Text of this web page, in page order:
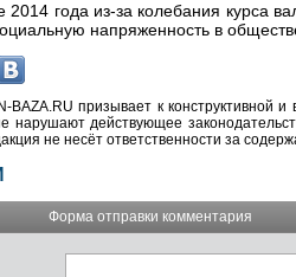
года из-за колебания курса
напряженность в
BAZA.RU призывает к конструктивной
нарушают действующее
не несёт ответственности за
Форма отправки комментария